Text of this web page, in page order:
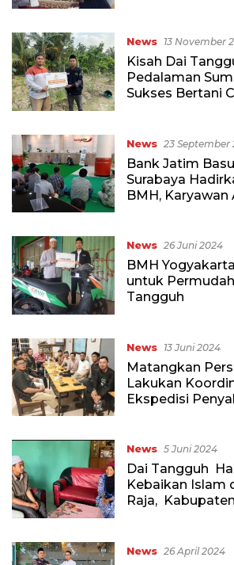
News 13 November
Kisah Dai
Pedalaman
Sukses Bertani
News 23 September
Bank Jatim
Surabaya
BMH,
News 26 Juni 2024
BMH
untuk
Tangguh
News 13 Juni 2024
Matangkan
Lakukan
Ekspedisi
News 5 Juni 2024
Dai Tangguh
Kebaikan Islam
Raja,
News 26 April 2024